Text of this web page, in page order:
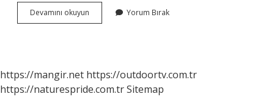
Devamını okuyun
Ödemeler
Yorum Bırak
https://mangir.net https://outdoortv.com.tr
https://naturespride.com.trSitemap